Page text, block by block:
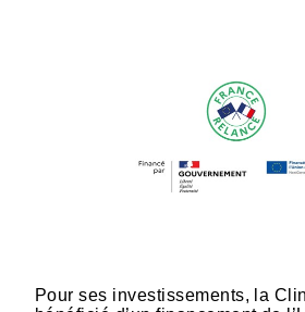
Pour ses investissements, la